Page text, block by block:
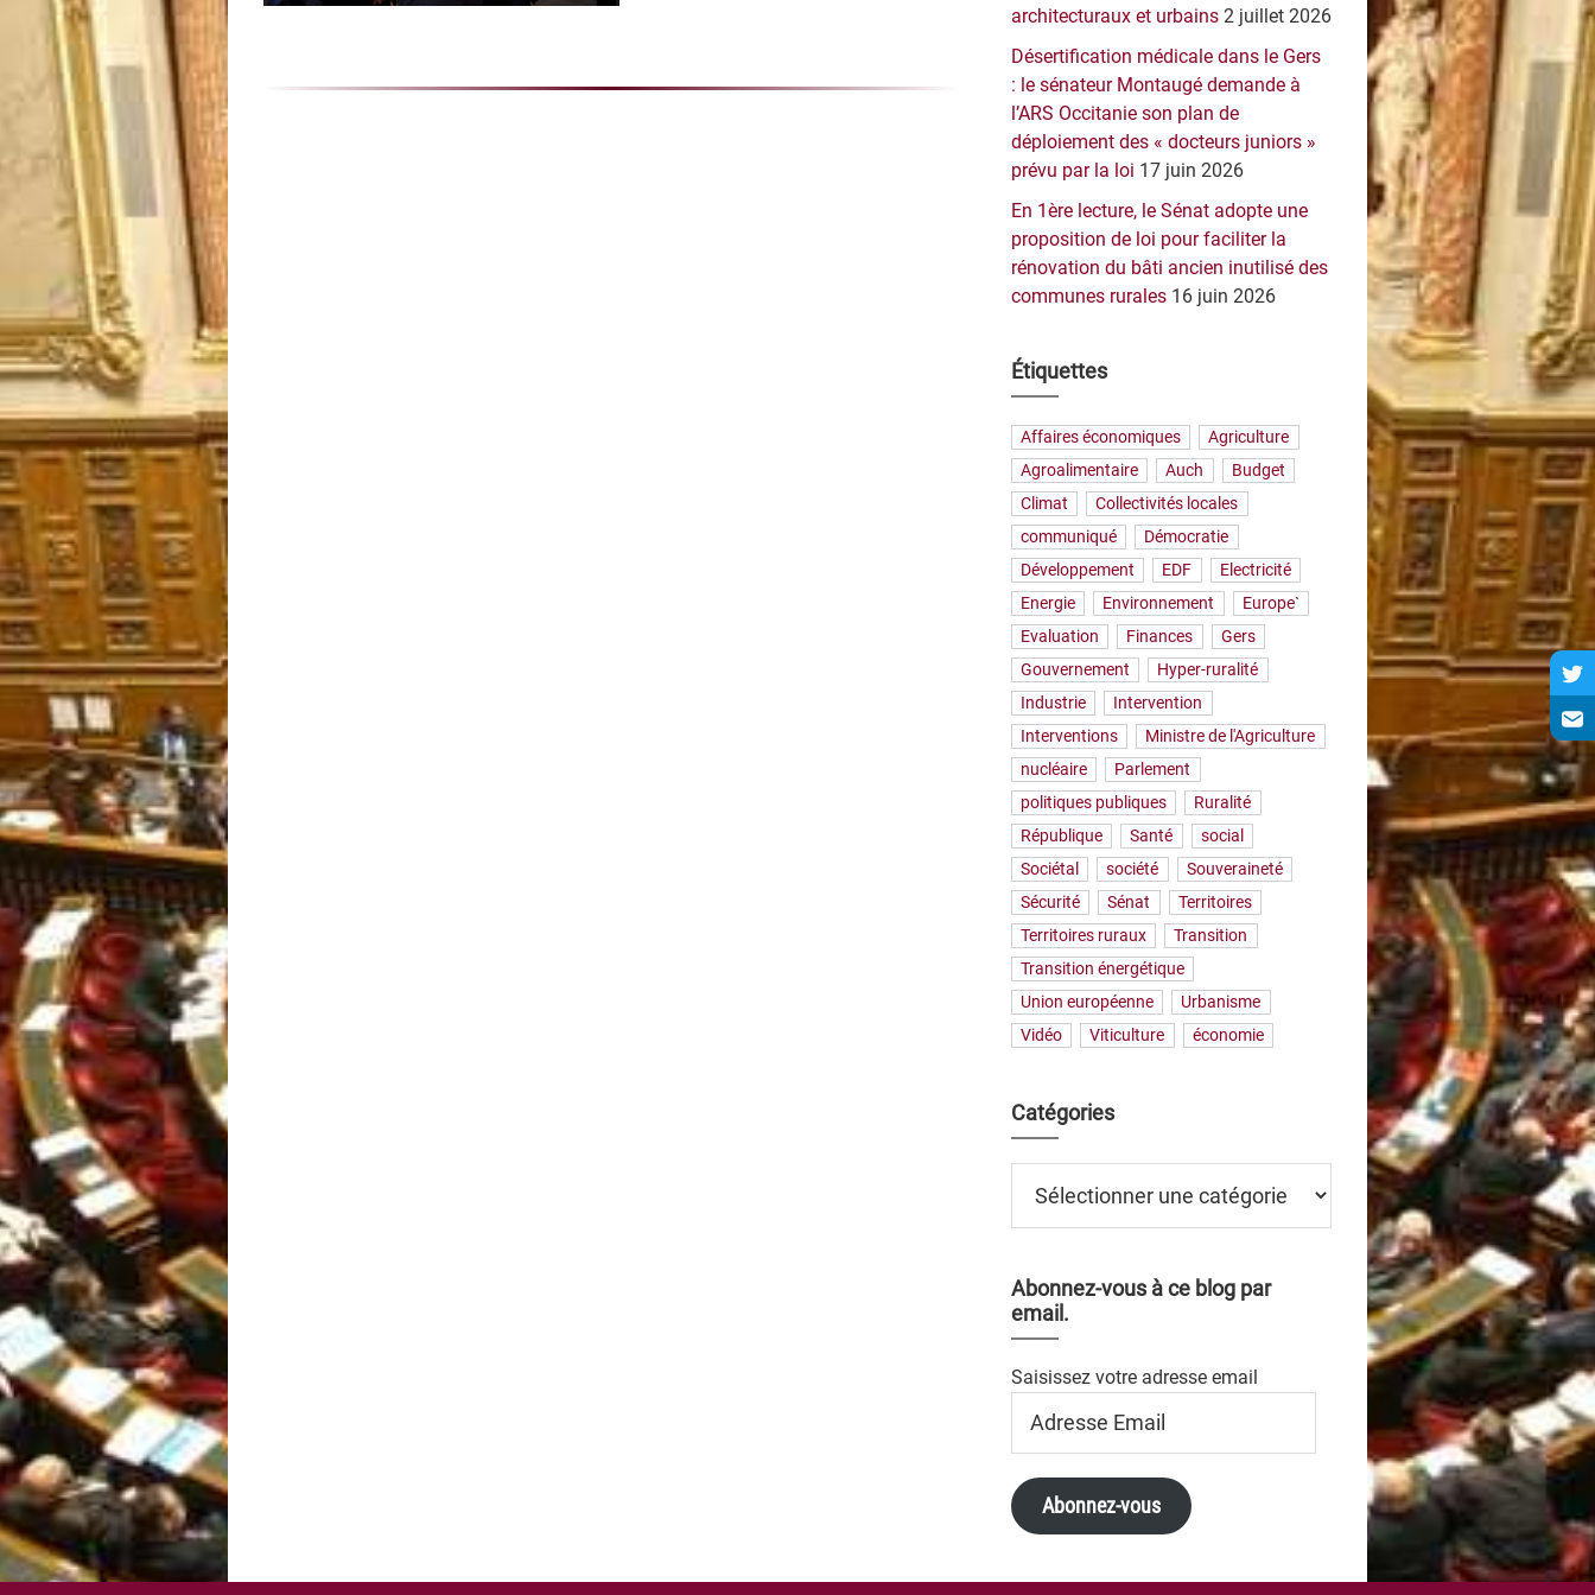
architecturaux et urbains 2 juillet 2026
Désertification médicale dans le Gers
: le sénateur Montaugé demande à
l’ARS Occitanie son plan de
déploiement des « docteurs juniors »
prévu par la loi 17 juin 2026
En 1ère lecture, le Sénat adopte une
proposition de loi pour faciliter la
rénovation du bâti ancien inutilisé des
communes rurales 16 juin 2026
Étiquettes
Affaires économiques
Agriculture
Agroalimentaire
Auch
Budget
Climat
Collectivités locales
communiqué
Démocratie
Développement
EDF
Electricité
Energie
Environnement
Europe`
Evaluation
Finances
Gers
Gouvernement
Hyper-ruralité
Industrie
Intervention
Interventions
Ministre de l'Agriculture
nucléaire
Parlement
politiques publiques
Ruralité
République
Santé
social
Sociétal
société
Souveraineté
Sécurité
Sénat
Territoires
Territoires ruraux
Transition
Transition énergétique
Union européenne
Urbanisme
Vidéo
Viticulture économie
Catégories
Abonnez-vous à ce blog par
email.
Saisissez votre adresse email
Email
Abonnez-vous